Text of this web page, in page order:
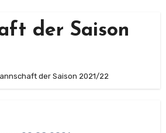
der Saison
der Saison 2021/22